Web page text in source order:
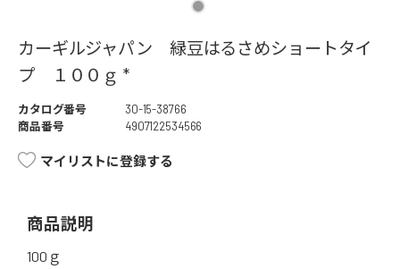
カーギルジャパン 緑豆はるさめショートタイ
プ １００ｇ *
カタログ番号
30-15-38766
商品番号
4907122534566
マイリストに登録する
商品説明
100ｇ